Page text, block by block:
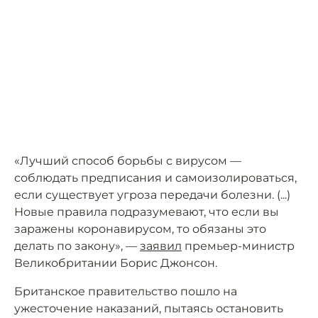
«Лучший способ борьбы с вирусом —
соблюдать предписания и самоизолироваться,
если существует угроза передачи болезни. (...)
Новые правила подразумевают, что если вы
заражены коронавирусом, то обязаны это
делать по закону», — заявил премьер-министр
Великобритании Борис Джонсон.
Британское правительство пошло на
ужесточение наказаний, пытаясь остановить